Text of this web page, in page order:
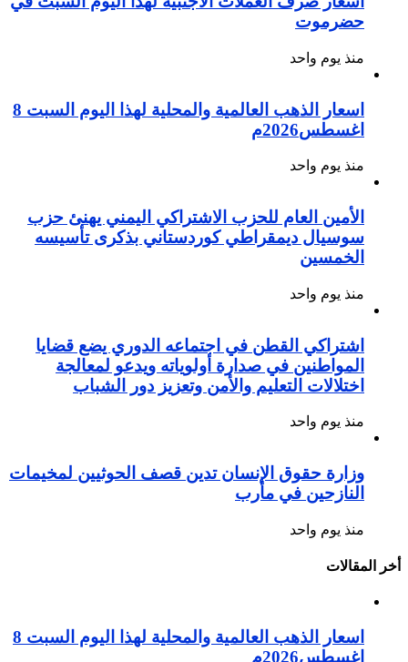
حضرموت
منذ يوم واحد
اسعار الذهب العالمية والمحلية لهذا اليوم السبت 8
اغسطس2026م
منذ يوم واحد
الأمين العام للحزب الاشتراكي اليمني يهنئ حزب
سوسيال ديمقراطي كوردستاني بذكرى تأسيسه
الخمسين
منذ يوم واحد
اشتراكي القطن في اجتماعه الدوري يضع قضايا
المواطنين في صدارة أولوياته ويدعو لمعالجة
اختلالات التعليم والأمن وتعزيز دور الشباب
منذ يوم واحد
وزارة حقوق الإنسان تدين قصف الحوثيين لمخيمات
النازحين في مأرب
منذ يوم واحد
أخر المقالات
اسعار الذهب العالمية والمحلية لهذا اليوم السبت 8
اغسطس2026م